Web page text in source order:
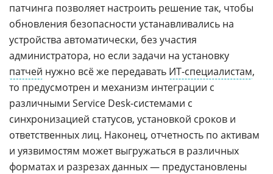
патчинга позволяет настроить решение так, чтобы
обновления безопасности устанавливались на
устройства автоматически, без участия
администратора, но если задачи на установку
патчей нужно всё же передавать ИТ-специалистам,
то предусмотрен и механизм интеграции с
различными Service Desk-системами с
синхронизацией статусов, установкой сроков и
ответственных лиц. Наконец, отчетность по активам
и уязвимостям может выгружаться в различных
форматах и разрезах данных — предустановлены